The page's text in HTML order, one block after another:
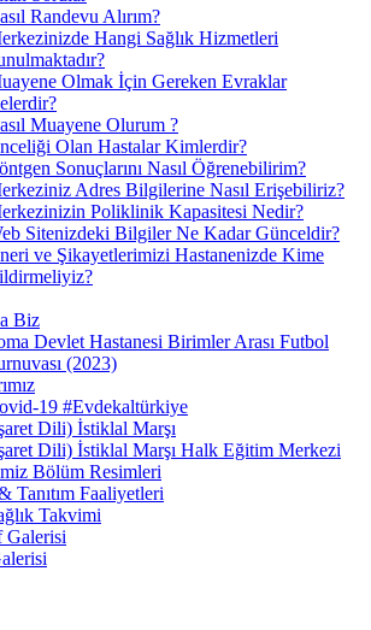
Randevu Alırım?
Hangi Sağlık Hizmetleri
Olmak İçin Gereken Evraklar
Muayene Olurum ?
Olan Hastalar Kimlerdir?
Sonuçlarını Nasıl Öğrenebilirim?
Adres Bilgilerine Nasıl Erişebiliriz?
Poliklinik Kapasitesi Nedir?
Sitenizdeki Bilgiler Ne Kadar Günceldir?
ve Şikayetlerimizi Hastanenizde Kime
Biz
Devlet Hastanesi Birimler Arası Futbol
(2023)
19 #Evdekaltürkiye
Dili) İstiklal Marşı
Dili) İstiklal Marşı Halk Eğitim Merkezi
Bölüm Resimleri
Tanıtım Faaliyetleri
Takvimi
Galerisi